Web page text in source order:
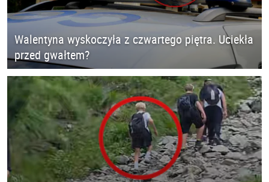
Walentyna wyskoczyła z czwartego piętra. Uciekła
przed gwałtem?